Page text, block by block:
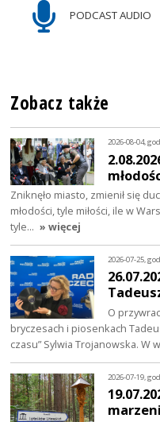
PODCAST AUDIO
Zobacz także
2026-08-04,
Zniknęło miasto, zmienił się
młodości, tyle miłości, ile w
tyle… » więcej
2026-07-25,
O
bryczesach i piosenkach
czasu” Sylwia Trojanowska. W
2026-07-19,